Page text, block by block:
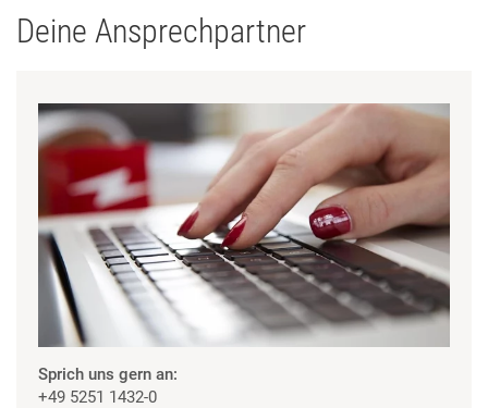
Deine Ansprechpartner
Sprich uns gern an:
+49 5251 1432-0